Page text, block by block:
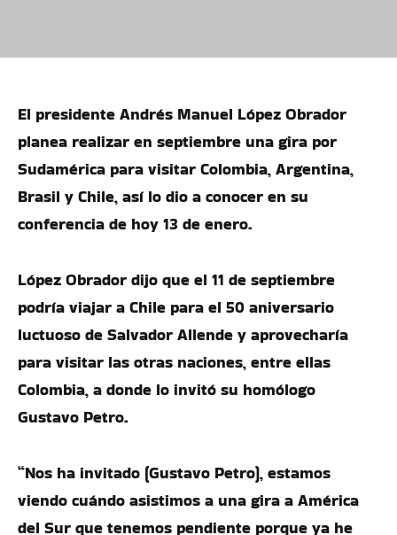
El presidente Andrés Manuel López Obrador
planea realizar en septiembre una gira por
Sudamérica para visitar Colombia, Argentina,
Brasil y Chile, así lo dio a conocer en su
conferencia de hoy 13 de enero.
López Obrador dijo que el 11 de septiembre
podría viajar a Chile para el 50 aniversario
luctuoso de Salvador Allende y aprovecharía
para visitar las otras naciones, entre ellas
Colombia, a donde lo invitó su homólogo
Gustavo Petro.
“Nos ha invitado (Gustavo Petro), estamos
viendo cuándo asistimos a una gira a América
del Sur que tenemos pendiente porque ya he